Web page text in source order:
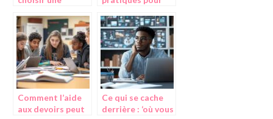
visioconference
enfant à bien
démarrer la
rentrée en CP
Comment l’aide
aux devoirs peut
Ce qui se cache
derrière : ‘où vous